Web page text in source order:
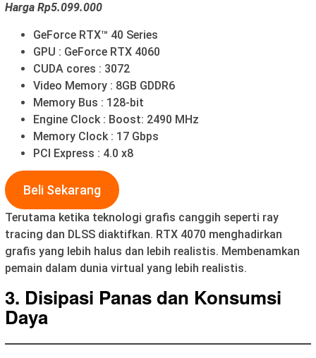
Harga Rp5.099.000
GeForce RTX™ 40 Series
GPU : GeForce RTX 4060
CUDA cores : 3072
Video Memory : 8GB GDDR6
Memory Bus : 128-bit
Engine Clock : Boost: 2490 MHz
Memory Clock : 17 Gbps
PCI Express : 4.0 x8
Beli Sekarang
Terutama ketika teknologi grafis canggih seperti ray
tracing dan DLSS diaktifkan. RTX 4070 menghadirkan
grafis yang lebih halus dan lebih realistis. Membenamkan
pemain dalam dunia virtual yang lebih realistis.
3. Disipasi Panas dan Konsumsi
Daya